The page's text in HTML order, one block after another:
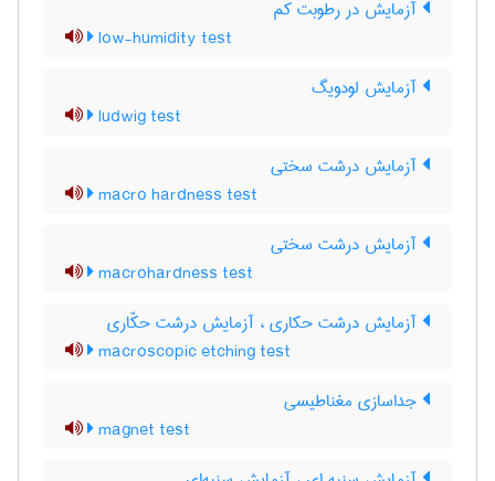
آزمایش در رطوبت کم
low-humidity test
آزمایش لودویگ
ludwig test
آزمایش درشت سختی
macro hardness test
آزمایش درشت سختی
macrohardness test
آزمایش درشت حکاری ، آزمایش درشت حکّاری
macroscopic etching test
جداسازی مغناطیسی
magnet test